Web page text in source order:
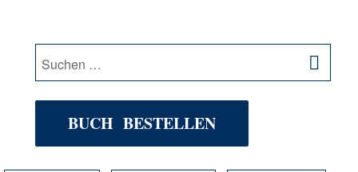
Suche
nach:
BUCH BESTELLEN